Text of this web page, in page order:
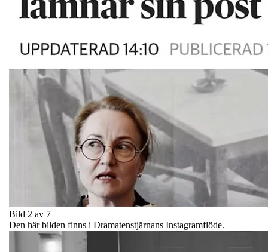
Bild 2 av 7
Den här bilden finns i Dramatenstjärnans Instagramflöde.